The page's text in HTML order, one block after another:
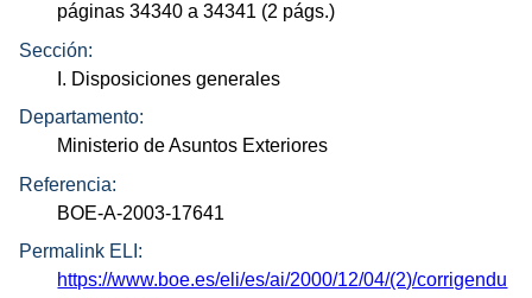
páginas 34340 a 34341 (2 págs.)
Sección:
I. Disposiciones generales
Departamento:
Ministerio de Asuntos Exteriores
Referencia:
BOE-A-2003-17641
Permalink ELI:
https://www.boe.es/eli/es/ai/2000/12/04/(2)/corrigendu